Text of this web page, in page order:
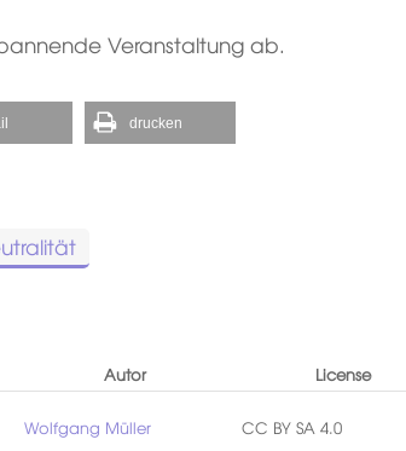
Veranstaltung ab.
drucken
Autor
License
Wolfgang Müller CC BY SA 4.0